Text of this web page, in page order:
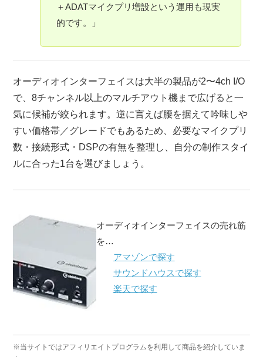
＋ADATマイクプリ増設という運用も現実
的です。」
オーディオインターフェイスは大半の製品が2〜4ch I/O
で、8チャンネル以上のマルチアウト機まで広げると一
気に候補が絞られます。逆に言えば腰を据えて吟味しや
すい価格帯／グレードでもあるため、必要なマイクプリ
数・接続形式・DSPの有無を整理し、自分の制作スタイ
ルに合った1台を選びましょう。
オーディオインターフェイスの売れ筋
を…
Aアマゾンで探す
Sサウンドハウスで探す
R
楽天で探す
※当サイトではアフィリエイトプログラムを利用して商品を紹介していま